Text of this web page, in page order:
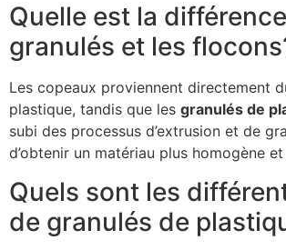
Quelle est la
granulés et les
Les copeaux proviennent directement
plastique, tandis que les granulés de
subi des processus d’extrusion et de
d’obtenir un matériau plus homogène
Quels sont les
de granulés de